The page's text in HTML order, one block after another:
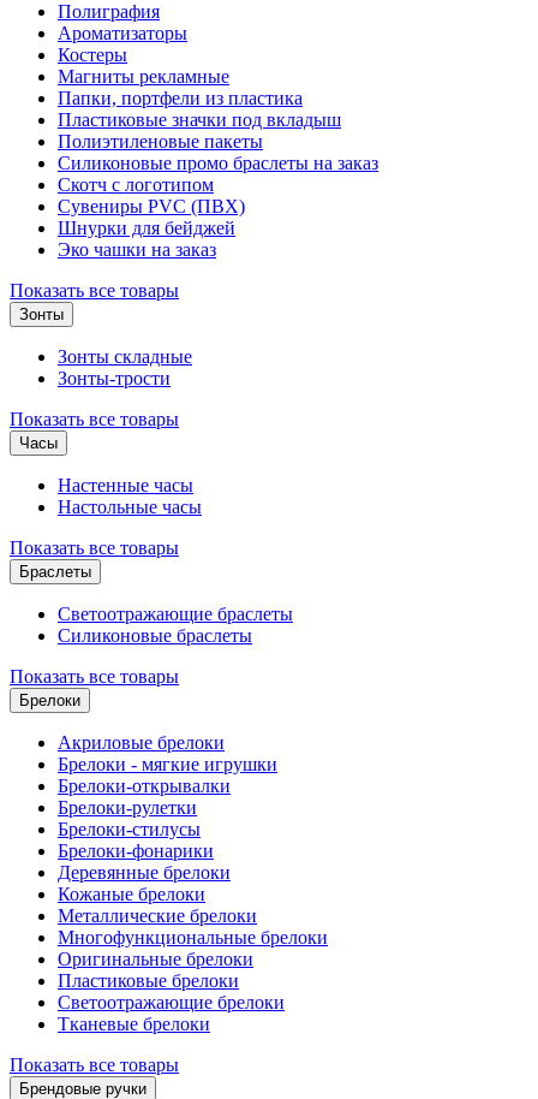
Полиграфия
Ароматизаторы
Костеры
Магниты рекламные
Папки, портфели из пластика
Пластиковые значки под вкладыш
Полиэтиленовые пакеты
Силиконовые промо браслеты на заказ
Скотч с логотипом
Сувениры PVC (ПВХ)
Шнурки для бейджей
Эко чашки на заказ
Показать все товары
Зонты
Зонты складные
Зонты-трости
Показать все товары
Часы
Настенные часы
Настольные часы
Показать все товары
Браслеты
Светоотражающие браслеты
Силиконовые браслеты
Показать все товары
Брелоки
Акриловые брелоки
Брелоки - мягкие игрушки
Брелоки-открывалки
Брелоки-рулетки
Брелоки-стилусы
Брелоки-фонарики
Деревянные брелоки
Кожаные брелоки
Металлические брелоки
Многофункциональные брелоки
Оригинальные брелоки
Пластиковые брелоки
Светоотражающие брелоки
Тканевые брелоки
Показать все товары
Брендовые ручки